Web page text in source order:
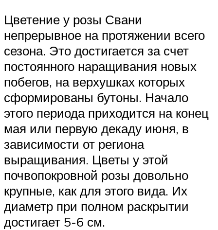
Цветение у розы Свани
непрерывное на протяжении всего
сезона. Это достигается за счет
постоянного наращивания новых
побегов, на верхушках которых
сформированы бутоны. Начало
этого периода приходится на конец
мая или первую декаду июня, в
зависимости от региона
выращивания. Цветы у этой
почвопокровной розы довольно
крупные, как для этого вида. Их
диаметр при полном раскрытии
достигает 5-6 см.